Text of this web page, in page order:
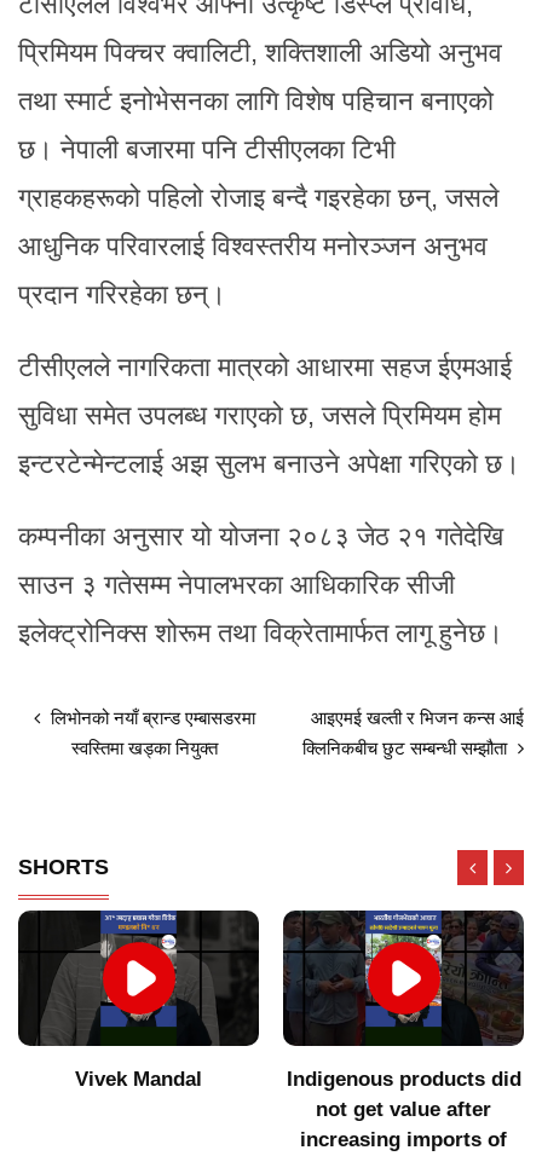
प्रिमियम पिक्चर क्वालिटी, शक्तिशाली अडियो अनुभव
तथा स्मार्ट इनोभेसनका लागि विशेष पहिचान बनाएको
छ। नेपाली बजारमा पनि टीसीएलका टिभी
ग्राहकहरूको पहिलो रोजाइ बन्दै गइरहेका छन्, जसले
आधुनिक परिवारलाई विश्वस्तरीय मनोरञ्जन अनुभव
प्रदान गरिरहेका छन्।
टीसीएलले नागरिकता मात्रको आधारमा सहज ईएमआई
सुविधा समेत उपलब्ध गराएको छ, जसले प्रिमियम होम
इन्टरटेन्मेन्टलाई अझ सुलभ बनाउने अपेक्षा गरिएको छ।
कम्पनीका अनुसार यो योजना २०८३ जेठ २१ गतेदेखि
साउन ३ गतेसम्म नेपालभरका आधिकारिक सीजी
इलेक्ट्रोनिक्स शोरूम तथा विक्रेतामार्फत लागू हुनेछ।
लिभोनको नयाँ ब्रान्ड एम्बासडरमा
स्वस्तिमा खड्का नियुक्त
आइएमई खल्ती र भिजन कन्स आई
क्लिनिकबीच छुट सम्बन्धी सम्झौता
SHORTS
Vivek Mandal
Indigenous products did
not get value after
increasing imports of